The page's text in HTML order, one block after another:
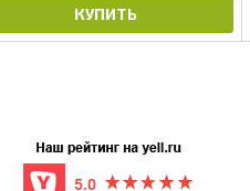
КУПИТЬ